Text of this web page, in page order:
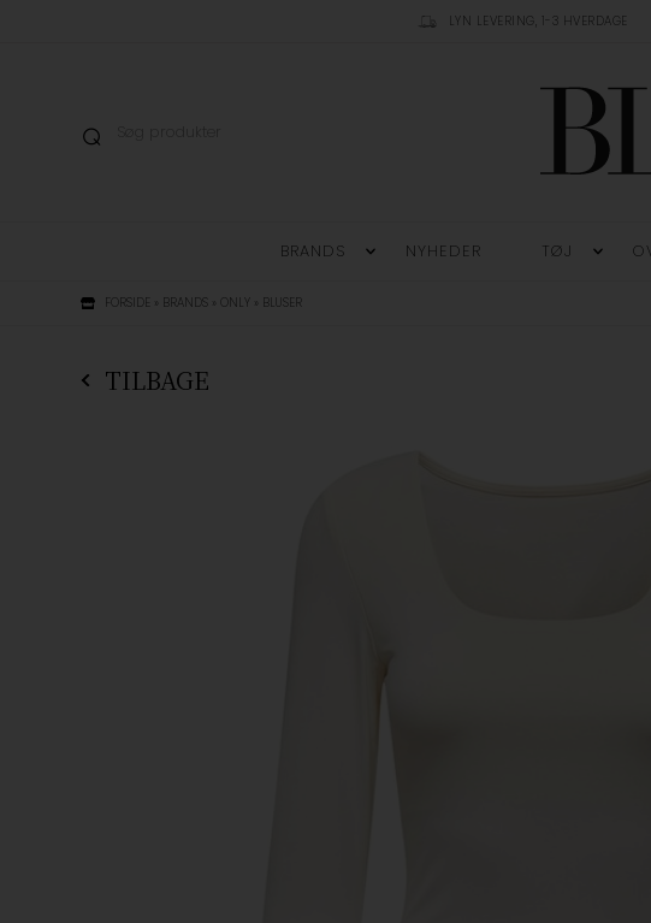
LYN LEVERING, 1-3 HVERDAGE
BRANDS NYHEDER TØJ
FORSIDE » BRANDS » ONLY » BLUSER
TILBAGE